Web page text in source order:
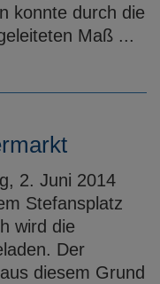
konnte durch die
Maß ...
2. Juni 2014
Stefansplatz
wird die
Der
diesem Grund